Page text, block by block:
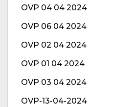
OVP 04 04 2024
OVP 06 04 2024
OVP 02 04 2024
OVP 01 04 2024
OVP 03 04 2024
OVP-13-04-2024